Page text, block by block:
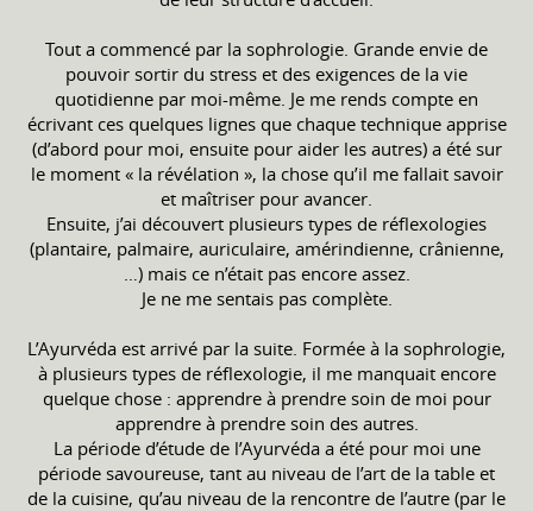
Tout a commencé par la sophrologie. Grande envie de
pouvoir sortir du stress et des exigences de la vie
quotidienne par moi-même. Je me rends compte en
écrivant ces quelques lignes que chaque technique apprise
(d’abord pour moi, ensuite pour aider les autres) a été sur
le moment « la révélation », la chose qu’il me fallait savoir
et maîtriser pour avancer.
Ensuite, j’ai découvert plusieurs types de réflexologies
(plantaire, palmaire, auriculaire, amérindienne, crânienne,
…) mais ce n’était pas encore assez.
Je ne me sentais pas complète.
L’Ayurvéda est arrivé par la suite. Formée à la sophrologie,
à plusieurs types de réflexologie, il me manquait encore
quelque chose : apprendre à prendre soin de moi pour
apprendre à prendre soin des autres.
La période d’étude de l’Ayurvéda a été pour moi une
période savoureuse, tant au niveau de l’art de la table et
de la cuisine, qu’au niveau de la rencontre de l’autre (par le